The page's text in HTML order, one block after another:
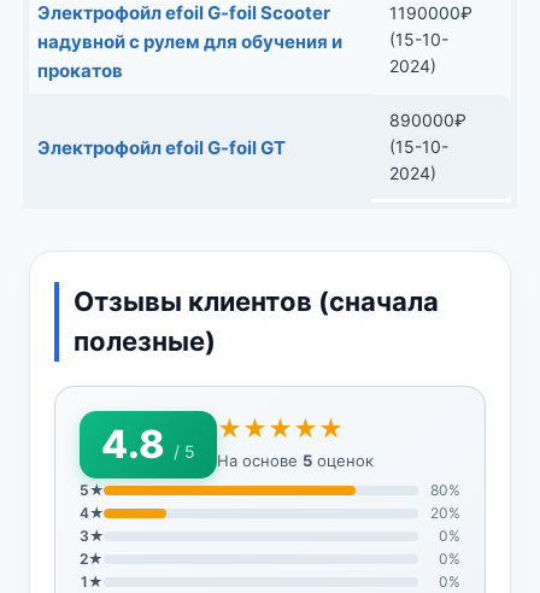
Электрофойл efoil G-foil Scooter
надувной с рулем для обучения и
прокатов
1190000₽
(15-10-
2024)
Электрофойл efoil G-foil GT
890000₽
(15-10-
2024)
Отзывы клиентов (сначала
полезные)
4.8 / 5
★★★★★
На основе 5 оценок
5★
80%
4★
20%
3★
0%
2★
0%
1★
0%